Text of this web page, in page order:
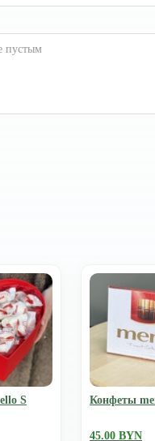
S Конфеты
45.00 BYN